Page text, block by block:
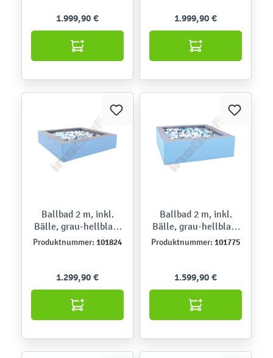
1.999,90 € 1.999,90 €
Ballbad 2 m, inkl.
Bälle, grau-hellblau,
H 45
Produktnummer: 101824
1.299,90 €
Ballbad 2 m, inkl.
Bälle, grau-hellblau,
H 60
Produktnummer: 101775
1.599,90 €